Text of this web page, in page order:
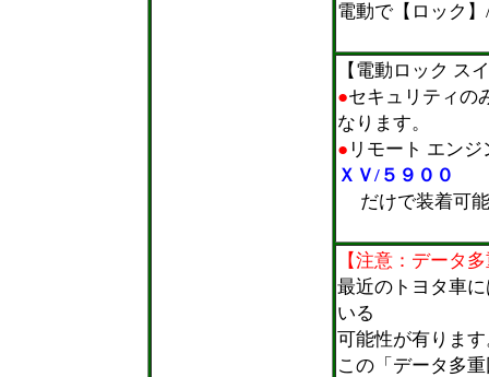
電動で【ロック
【電動ロック ス
●セキュリティの
なります。
● リモート エン
ＸＶ/５９００
だけで装着可
【注意：データ
最近のトヨタ車
いる
可能性が有ります
この「データ多